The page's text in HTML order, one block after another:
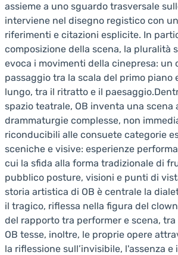
assieme a uno sguardo trasversale
interviene nel disegno registico con
riferimenti e citazioni esplicite. In
composizione della scena, la pluralità
evoca i movimenti della cinepresa: un
passaggio tra la scala del primo piano
lungo, tra il ritratto e il
spazio teatrale, OB inventa una scena
drammaturgie complesse, non
riconducibili alle consuete categorie
sceniche e visive: esperienze
cui la sfida alla forma tradizionale di
pubblico posture, visioni e punti di
storia artistica di OB è centrale la
il tragico, riflessa nella figura del
del rapporto tra performer e scena,
OB tesse, inoltre, le proprie opere
la riflessione sull’invisibile, l'assenza e